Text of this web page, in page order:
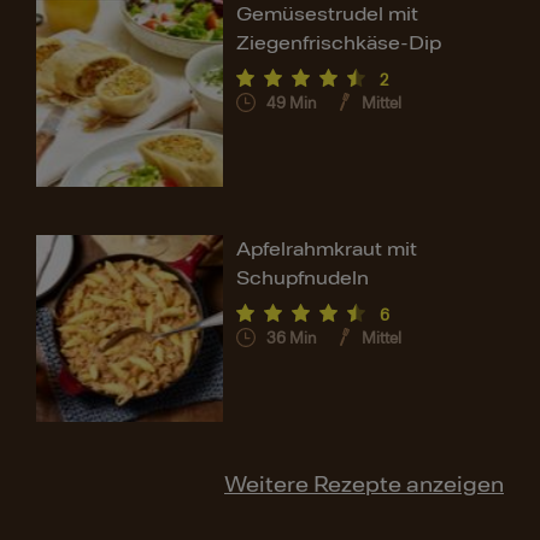
Gemüsestrudel mit
Ziegenfrischkäse-Dip
2
49 Min Mittel
Apfelrahmkraut mit
Schupfnudeln
6
36 Min Mittel
Weitere Rezepte anzeigen